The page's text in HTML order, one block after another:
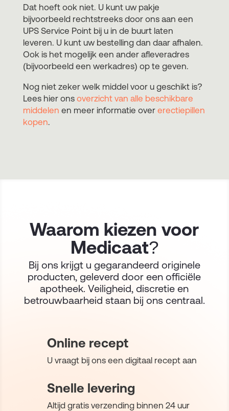
Dat hoeft ook niet. U kunt uw pakje
bijvoorbeeld rechtstreeks door ons aan een
UPS Service Point bij u in de buurt laten
leveren. U kunt uw bestelling dan daar afhalen.
Ook is het mogelijk een ander afleveradres
(bijvoorbeeld een werkadres) op te geven.
Nog niet zeker welk middel voor u geschikt is?
Lees hier ons overzicht van alle beschikbare
middelen en meer informatie over erectiepillen
kopen.
Waarom kiezen voor
Medicaat?
Bij ons krijgt u gegarandeerd originele
producten, geleverd door een officiële
apotheek. Veiligheid, discretie en
betrouwbaarheid staan bij ons centraal.
Online recept
U vraagt bij ons een digitaal recept aan
Snelle levering
Altijd gratis verzending binnen 24 uur